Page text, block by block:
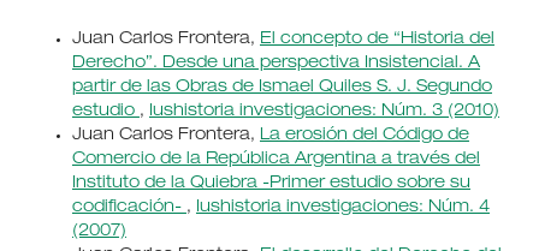
Juan Carlos Frontera, El concepto de “Historia del
Derecho”. Desde una perspectiva Insistencial. A
partir de las Obras de Ismael Quiles S. J. Segundo
estudio , Iushistoria investigaciones: Núm. 3 (2010)
Juan Carlos Frontera, La erosión del Código de
Comercio de la República Argentina a través del
Instituto de la Quiebra -Primer estudio sobre su
codificación- , Iushistoria investigaciones: Núm. 4
(2007)